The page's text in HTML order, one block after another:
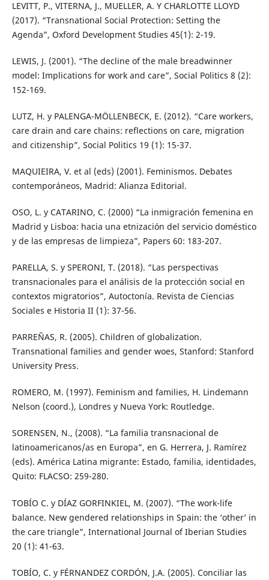
LEVITT, P., VITERNA, J., MUELLER, A. Y CHARLOTTE LLOYD
(2017). “Transnational Social Protection: Setting the
Agenda”, Oxford Development Studies 45(1): 2-19.
LEWIS, J. (2001). “The decline of the male breadwinner
model: Implications for work and care”, Social Politics 8 (2):
152-169.
LUTZ, H. y PALENGA-MÖLLENBECK, E. (2012). “Care workers,
care drain and care chains: reflections on care, migration
and citizenship”, Social Politics 19 (1): 15-37.
MAQUIEIRA, V. et al (eds) (2001). Feminismos. Debates
contemporáneos, Madrid: Alianza Editorial.
OSO, L. y CATARINO, C. (2000) “La inmigración femenina en
Madrid y Lisboa: hacia una etnización del servicio doméstico
y de las empresas de limpieza”, Papers 60: 183-207.
PARELLA, S. y SPERONI, T. (2018). “Las perspectivas
transnacionales para el análisis de la protección social en
contextos migratorios”, Autoctonía. Revista de Ciencias
Sociales e Historia II (1): 37-56.
PARREÑAS, R. (2005). Children of globalization.
Transnational families and gender woes, Stanford: Stanford
University Press.
ROMERO, M. (1997). Feminism and families, H. Lindemann
Nelson (coord.), Londres y Nueva York: Routledge.
SORENSEN, N., (2008). “La familia transnacional de
latinoamericanos/as en Europa”, en G. Herrera, J. Ramírez
(eds). América Latina migrante: Estado, familia, identidades,
Quito: FLACSO: 259-280.
TOBÍO C. y DÍAZ GORFINKIEL, M. (2007). “The work-life
balance. New gendered relationships in Spain: the ‘other’ in
the care triangle”, International Journal of Iberian Studies
20 (1): 41-63.
TOBÍO, C. y FÉRNANDEZ CORDÓN, J.A. (2005). Conciliar las